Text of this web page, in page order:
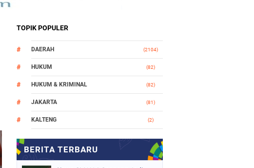
TOPIK POPULER
DAERAH (2104)
HUKUM (82)
HUKUM & KRIMINAL (82)
JAKARTA (81)
KALTENG (2)
MAKASSAR
(1021)